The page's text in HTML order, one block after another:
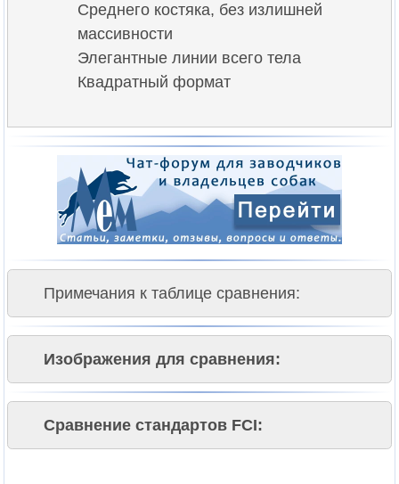
Среднего костяка, без излишней
массивности
Элегантные линии всего тела
Квадратный формат
Примечания к таблице сравнения:
Изображения для сравнения:
Сравнение стандартов FCI: